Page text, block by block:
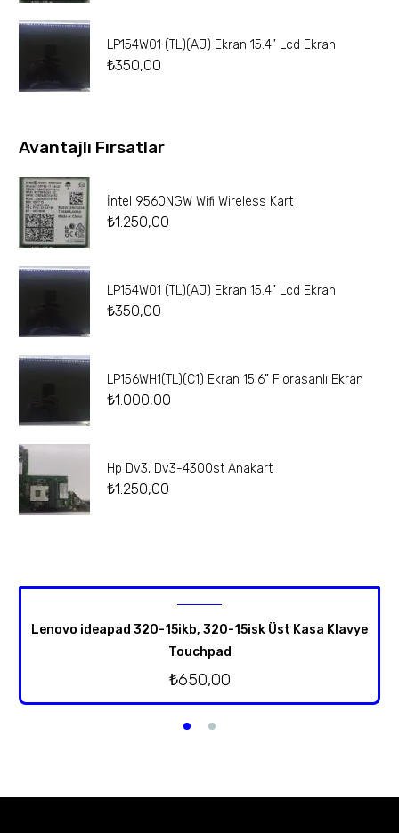
LP154W01 (TL)(AJ) Ekran 15.4” Lcd Ekran
₺350,00
Avantajlı Fırsatlar
İntel 9560NGW Wifi Wireless Kart
₺1.250,00
LP154W01 (TL)(AJ) Ekran 15.4” Lcd Ekran
₺350,00
LP156WH1(TL)(C1) Ekran 15.6” Florasanlı Ekran
₺1.000,00
Hp Dv3, Dv3-4300st Anakart
₺1.250,00
Lenovo ideapad 320-15ikb, 320-15isk Üst Kasa Klavye
Touchpad
₺650,00